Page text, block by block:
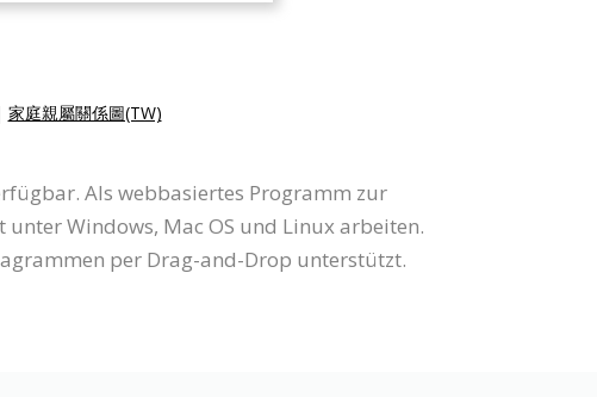
家庭親屬關係圖(TW)
Als webbasiertes Programm zur
Windows, Mac OS und Linux arbeiten.
per Drag-and-Drop unterstützt.